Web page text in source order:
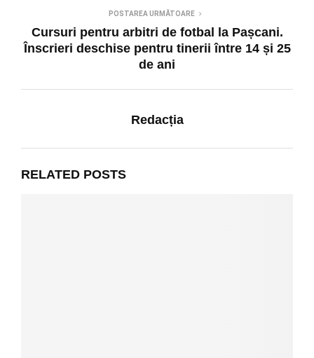
POSTAREA URMĂTOARE
Cursuri pentru arbitri de fotbal la Pașcani.
Înscrieri deschise pentru tinerii între 14 și 25
de ani
Redacția
RELATED POSTS